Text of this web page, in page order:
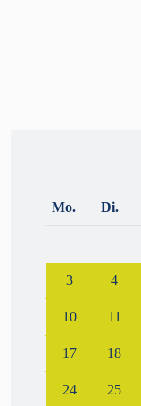
Mo. Di.
3 4
10 11
17 18
24 25